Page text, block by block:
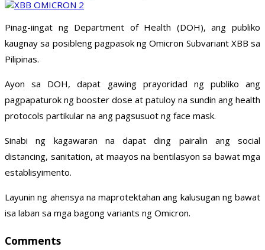
Pinag-iingat ng Department of Health (DOH), ang publiko
kaugnay sa posibleng pagpasok ng Omicron Subvariant XBB sa
Pilipinas.
Ayon sa DOH, dapat gawing prayoridad ng publiko ang
pagpapaturok ng booster dose at patuloy na sundin ang health
protocols partikular na ang pagsusuot ng face mask.
Sinabi ng kagawaran na dapat ding pairalin ang social
distancing, sanitation, at maayos na bentilasyon sa bawat mga
establisyimento.
Layunin ng ahensya na maprotektahan ang kalusugan ng bawat
isa laban sa mga bagong variants ng Omicron.
Comments